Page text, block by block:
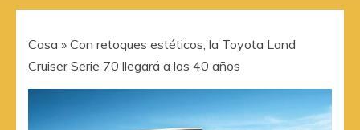
Casa » Con retoques estéticos, la Toyota Land
Cruiser Serie 70 llegará a los 40 años